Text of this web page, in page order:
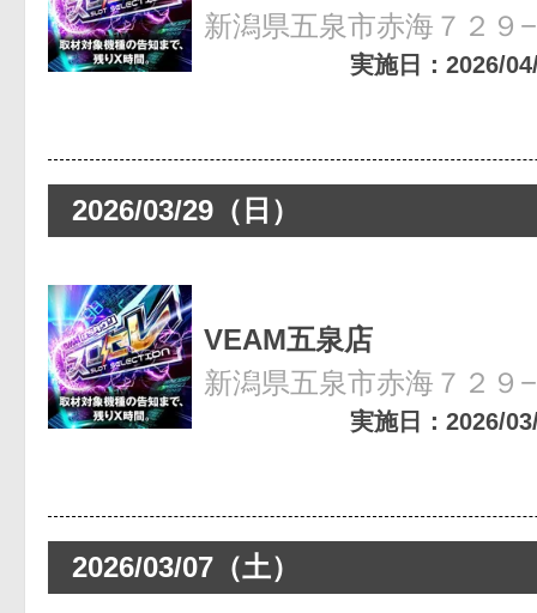
新潟県五泉市赤海７２９
実施日：2026/
2026/03/29（日）
VEAM五泉店
新潟県五泉市赤海７２９
実施日：2026/
2026/03/07（土）